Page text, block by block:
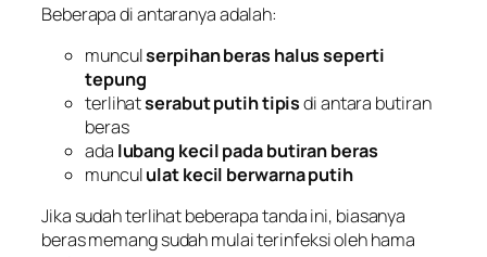
Beberapa di antaranya adalah:
munculserpihan beras halus seperti
tepung
terlihatserabut putih tipisdi antara butiran
beras
ada lubang kecil pada butiran beras
muncululat kecil berwarna putih
Jika sudah terlihat beberapa tanda ini, biasanya
beras memang sudah mulai terinfeksi oleh hama